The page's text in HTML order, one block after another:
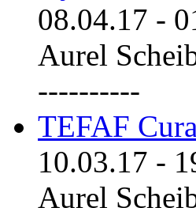
08.04.17 -
Aurel
----------
TEFAF
10.03.17 -
Aurel